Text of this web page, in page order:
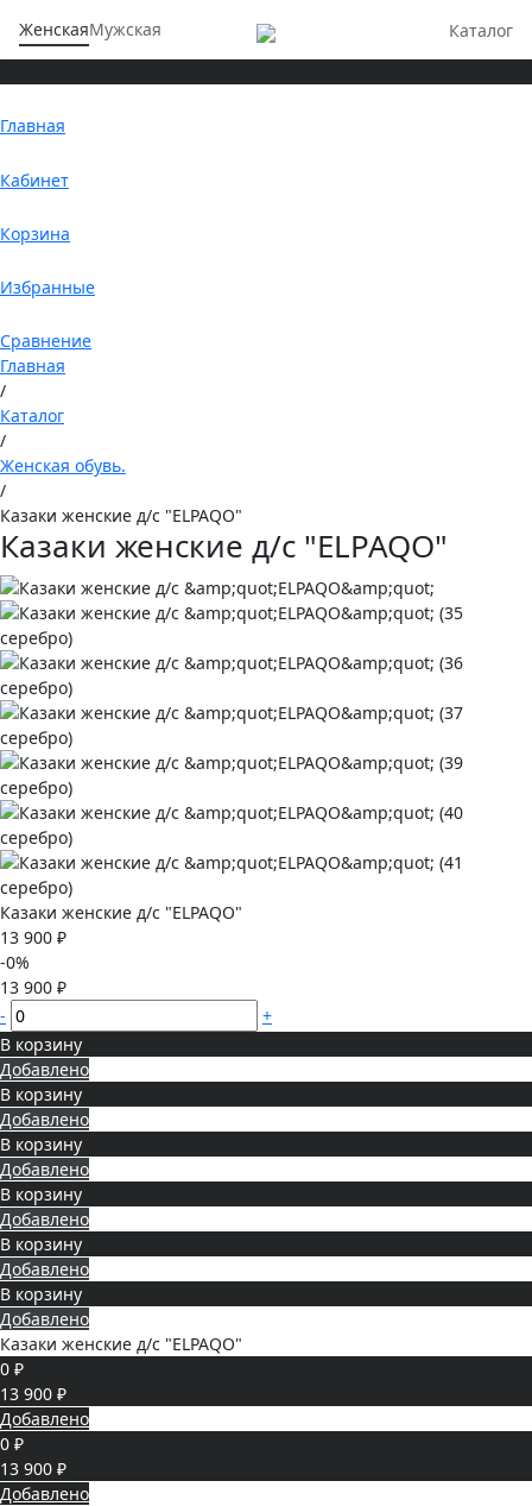
ЖенскаяМужская Каталог
Главная
Кабинет
Корзина
Избранные
Сравнение
Главная
/
Каталог
/
Женская обувь.
/
Казаки женские д/с "ELPAQO"
Казаки женские д/с "ELPAQO"
Казаки женские д/с "ELPAQO"
13 900 ₽
-0%
13 900 ₽
-
+
В корзину
Добавлено
В корзину
Добавлено
В корзину
Добавлено
В корзину
Добавлено
В корзину
Добавлено
В корзину
Добавлено
Казаки женские д/с "ELPAQO"
0 ₽
13 900 ₽
Добавлено
0 ₽
13 900 ₽
Добавлено